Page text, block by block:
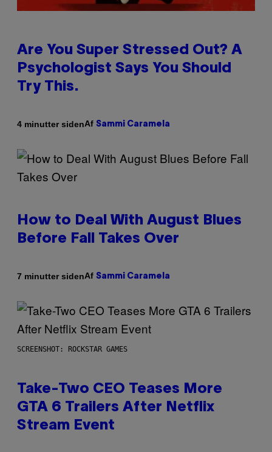
Are You Super Stressed Out? A
Psychologist Says You Should
Try This.
4 minutter sidenAf Sammi Caramela
How to Deal With August Blues
Before Fall Takes Over
7 minutter sidenAf Sammi Caramela
SCREENSHOT: ROCKSTAR GAMES
Take-Two CEO Teases More
GTA 6 Trailers After Netflix
Stream Event